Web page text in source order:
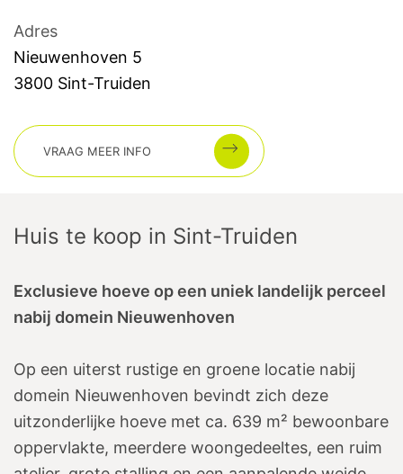
Adres
Nieuwenhoven 5
3800 Sint-Truiden
VRAAG MEER INFO
Huis te koop in Sint-Truiden
Exclusieve hoeve op een uniek landelijk perceel
nabij domein Nieuwenhoven
Op een uiterst rustige en groene locatie nabij
domein Nieuwenhoven bevindt zich deze
uitzonderlijke hoeve met ca. 639 m² bewoonbare
oppervlakte, meerdere woongedeeltes, een ruim